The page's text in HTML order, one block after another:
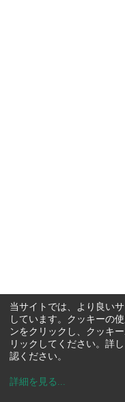
当サイトでは、より良い
しています。クッキーの
ンをクリックし、クッキ
リックしてください。詳
認ください。
詳細を見る ...